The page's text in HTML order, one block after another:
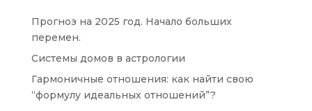
Прогноз на 2025 год. Начало больших
перемен.
Системы домов в астрологии
Гармоничные отношения: как найти свою
“формулу идеальных отношений”?